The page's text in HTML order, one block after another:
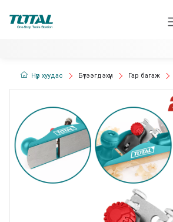
Нүүр хуудас Бүтээгдэхүүн Гар багаж